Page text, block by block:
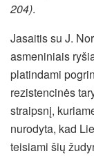
204).
Jasaitis su J.
asmeniniais
platindami
rezistencinės
straipsnį,
nurodyta, kad
teisiami šių